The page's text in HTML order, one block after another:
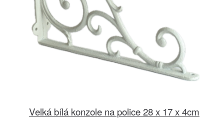
Velká bílá konzole na police 28 x 17 x 4cm